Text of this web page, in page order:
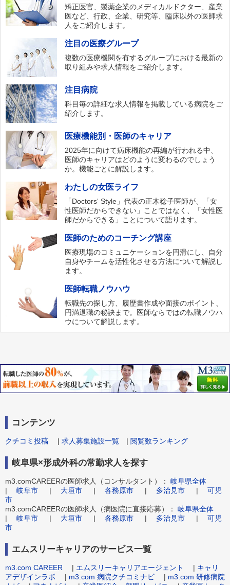
矯正医官、製薬企業のメディカルドクター、産業
医など、行政、企業、研究等、臨床以外の医師求
人をご紹介します。
注目の医療グループ
複数の医療機関を有するグループにおける最新の
取り組みや求人情報をご紹介します。
注目病院
科目毎の詳細な求人情報を掲載している病院をご
紹介します。
医療機能別・医師のキャリア
2025年に向けて病床機能の再編が行われる中、
医師のキャリアはどのように変わるのでしょう
か。機能ごとに解説します。
わたしの女医ライフ
「Doctors‘ Style」代表の正木稔子医師が、「女
性医師だからできない」ことではなく、「女性医
師だからできる」ことについて語ります。
医師のためのコーチング講座
医療現場のコミュニケーションを円滑にし、自分
自身やチームを活性化させる方法について解説し
ます。
医師転職ノウハウ
転職先の探し方、履歴書作成や面接のポイント、
円満退職の秘訣まで。医師ならではの転職ノウハ
ウについて解説します。
コンテンツ
クチコミ投稿 | 求人募集施設一覧 | 閲覧数ランキング
岐阜県×形成外科の常勤求人を探す
m3.comCAREERの医師求人（コンサルタント）： 岐阜県全体
| 岐阜市 | 大垣市 | 各務原市 | 多治見市 | 可児
市
m3.comCAREERの医師求人（病医院に直接応募）： 岐阜県全体
| 岐阜市 | 大垣市 | 各務原市 | 多治見市 | 可児
市
エムスリーキャリアのサービス一覧
m3.com CAREER | エムスリーキャリアエージェント | キャリ
アデザインラボ | m3.com 病院クチコミナビ | m3.com 研修病院